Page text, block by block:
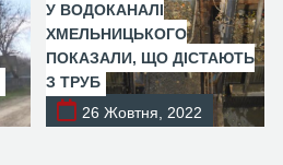
У ВОДОКАНАЛІ
ХМЕЛЬНИЦЬКОГО
ПОКАЗАЛИ, ЩО ДІСТАЮТЬ
З ТРУБ
26 Жовтня, 2022